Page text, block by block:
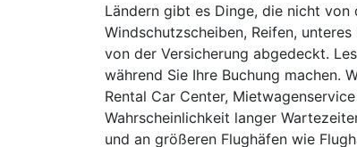
Ländern gibt es Dinge, die nicht
Windschutzscheiben, Reifen,
von der Versicherung abgedeckt.
während Sie Ihre Buchung machen.
Rental Car Center,
Wahrscheinlichkeit langer
und an größeren Flughäfen wie